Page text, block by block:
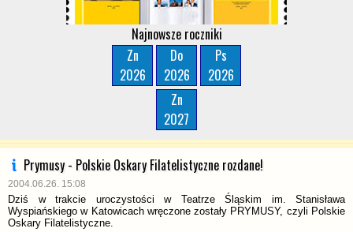
Najnowsze roczniki
Zn
2026
Do
2026
Ps
2026
Zn
2027
Prymusy - Polskie Oskary Filatelistyczne rozdane!
2004.06.26. 15:08
Dziś w trakcie uroczystości w Teatrze Śląskim im. Stanisława
Wyspiańskiego w Katowicach wręczone zostały PRYMUSY, czyli Polskie
Oskary Filatelistyczne.